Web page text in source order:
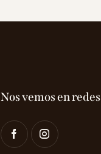
Nos vemos en redes